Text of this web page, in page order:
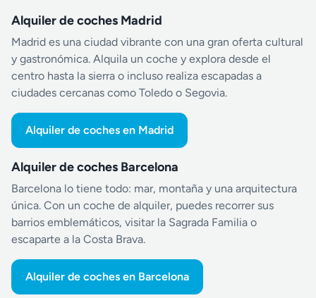
Alquiler de coches Madrid
Madrid es una ciudad vibrante con una gran oferta cultural
y gastronómica. Alquila un coche y explora desde el
centro hasta la sierra o incluso realiza escapadas a
ciudades cercanas como Toledo o Segovia.
Alquiler de coches en Madrid
Alquiler de coches Barcelona
Barcelona lo tiene todo: mar, montaña y una arquitectura
única. Con un coche de alquiler, puedes recorrer sus
barrios emblemáticos, visitar la Sagrada Familia o
escaparte a la Costa Brava.
Alquiler de coches en Barcelona